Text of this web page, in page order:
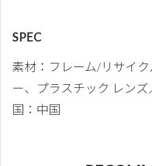
SPEC
素材：フレーム/リサイ
ー、プラスチック レン
国：中国